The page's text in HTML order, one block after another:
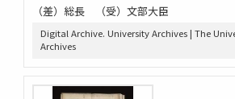
（差）総長 （受）文部大臣
Digital Archive. University Archives | The
Archives